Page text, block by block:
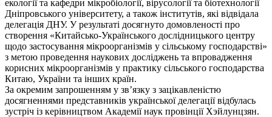
екології та кафедри мікробіології, вірусології та біотехнології
Дніпровського університету, а також інститутів, які відвідала
делегація ДНУ. У результаті досягнуто домовленості про
створення «Китайсько-Українського дослідницького центру
щодо застосування мікроорганізмів у сільському господарстві»
з метою проведення наукових досліджень та впровадження
корисних мікроорганізмів у практику сільського господарства
Китаю, України та інших країн.
За окремим запрошенням у зв’язку з зацікавленістю
досягненнями представників української делегації відбулась
зустріч із керівництвом Академії наук провінції Хэйлунцзян.